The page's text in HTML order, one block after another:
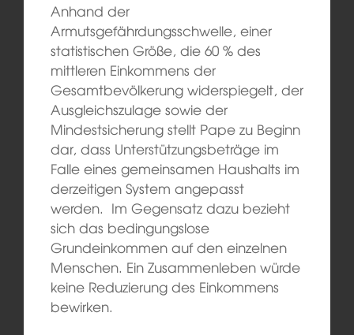
Anhand der
Armutsgefährdungsschwelle, einer
statistischen Größe, die 60 % des
mittleren Einkommens der
Gesamtbevölkerung widerspiegelt, der
Ausgleichszulage sowie der
Mindestsicherung stellt Pape zu Beginn
dar, dass Unterstützungsbeträge im
Falle eines gemeinsamen Haushalts im
derzeitigen System angepasst
werden. Im Gegensatz dazu bezieht
sich das bedingungslose
Grundeinkommen auf den einzelnen
Menschen. Ein Zusammenleben würde
keine Reduzierung des Einkommens
bewirken.